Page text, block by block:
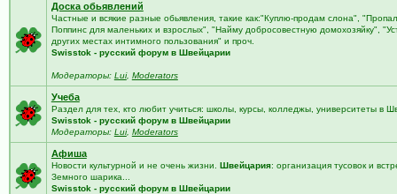
Доска обьявлений
Частные и всякие разные обьявления, такие как:"Куплю-продам слона",
Поппинс для маленьких и взрослых", "Найму добросовестную домохозяйку",
других местах интимного пользования" и проч.
Swisstok - русский форум в Швейцарии
Модераторы: Lui, Moderators
Учеба
Раздел для тех, кто любит учиться: школы, курсы, колледжы, университеты в
Swisstok - русский форум в Швейцарии
Модераторы: Lui, Moderators
Афиша
Новости культурной и не очень жизни. Швейцария: организация тусовок и
Земного шарика...
Swisstok - русский форум в Швейцарии